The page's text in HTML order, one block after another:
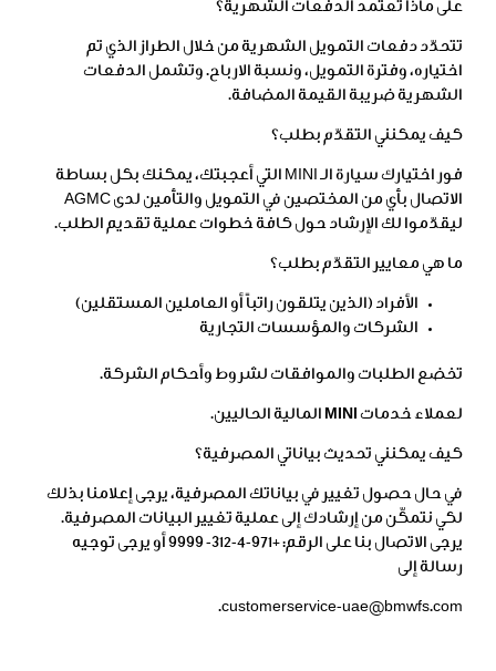
على ماذا تعتمد الدفعات الشهرية؟
تتحدّد دفعات التمويل الشهرية من خلال الطراز الذي تم
اختياره، وفترة التمويل، ونسبة الارباح. وتشمل الدفعات
الشهرية ضريبة القيمة المضافة.
كيف يمكنني التقدّم بطلب؟
فور اختيارك سيارة الـ MINI التي أعجبتك، يمكنك بكل بساطة
الاتصال بأي من المختصين في التمويل والتأمين لدى AGMC
ليقدّموا لك الإرشاد حول كافة خطوات عملية تقديم الطلب.
ما هي معايير التقدّم بطلب؟
الأفراد (الذين يتلقون راتباً أو العاملين المستقلين)
الشركات والمؤسسات التجارية
تخضع الطلبات والموافقات لشروط وأحكام الشركة.
لعملاء خدمات MINI المالية الحاليين.
كيف يمكنني تحديث بياناتي المصرفية؟
في حال حصول تغيير في بياناتك المصرفية، يرجى إعلامنا بذلك
لكي نتمكّن من إرشادك إلى عملية تغيير البيانات المصرفية.
يرجى الاتصال بنا على الرقم: +971-4-312- 9999 أو يرجى توجيه
رسالة إلى
customerservice-uae@bmwfs.com.